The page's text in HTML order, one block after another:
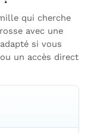
qui cherche
avec une
si vous
un accès direct